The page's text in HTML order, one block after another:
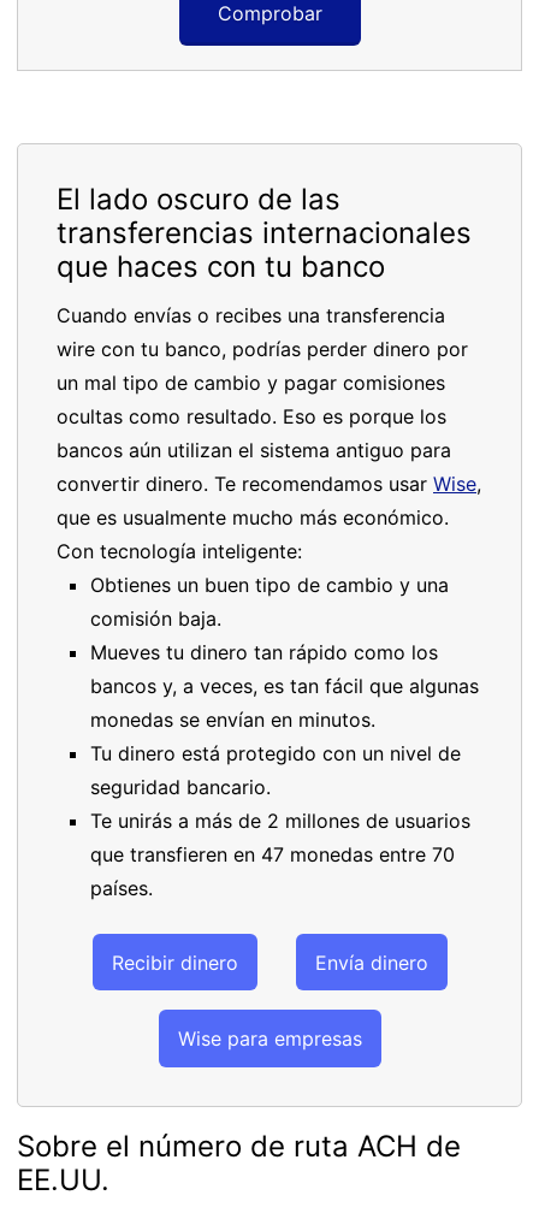
Comprobar
El lado oscuro de las
transferencias internacionales
que haces con tu banco
Cuando envías o recibes una transferencia
wire con tu banco, podrías perder dinero por
un mal tipo de cambio y pagar comisiones
ocultas como resultado. Eso es porque los
bancos aún utilizan el sistema antiguo para
convertir dinero. Te recomendamos usar Wise,
que es usualmente mucho más económico.
Con tecnología inteligente:
Obtienes un buen tipo de cambio y una
comisión baja.
Mueves tu dinero tan rápido como los
bancos y, a veces, es tan fácil que algunas
monedas se envían en minutos.
Tu dinero está protegido con un nivel de
seguridad bancario.
Te unirás a más de 2 millones de usuarios
que transfieren en 47 monedas entre 70
países.
Recibir dinero Envía dinero
Wise para empresas
Sobre el número de ruta ACH de
EE.UU.